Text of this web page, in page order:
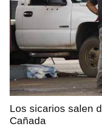
Los sicarios salen
Cañada